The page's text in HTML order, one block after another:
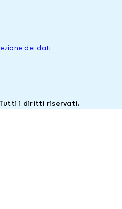
i diritti riservati.
dei dati